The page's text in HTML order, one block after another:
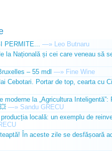
PERMITE... —» Leo Butnaru
la Națională și cei care veneau să
– 55 mdl —» Fine Wine
Cebotari. Portar de top, cearta cu
moderne la „Agricultura
—» Sandu GRECU
locală: un exemplu de
În aceste zile se desfășoară